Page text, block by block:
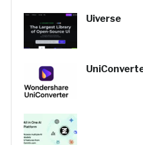
Uiverse